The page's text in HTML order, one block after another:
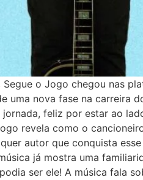
o Jogo chegou nas
uma nova fase na carreira
feliz por estar ao
revela como o
autor que conquista
já mostra uma
ser ele! A música fala